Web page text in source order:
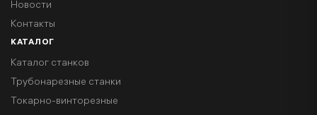
Новости
Контакты
КАТАЛОГ
Каталог станков
Трубонарезные станки
Токарно-винторезные